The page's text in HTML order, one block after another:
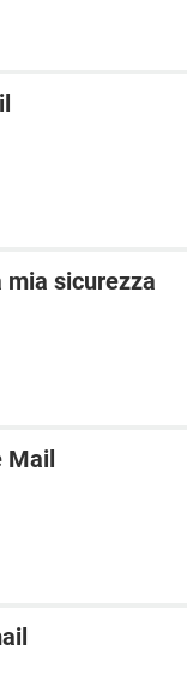
sicurezza
Mail